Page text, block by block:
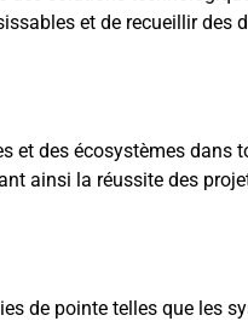
et de recueillir des
et des écosystèmes dans
ainsi la réussite des
de pointe telles que les